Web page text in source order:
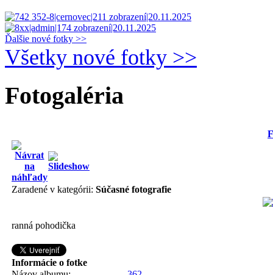
Ďalšie nové fotky >>
Všetky nové fotky >>
Fotogaléria
Zaradené v kategórii: Súčasné fotografie
ranná pohodička
Informácie o fotke